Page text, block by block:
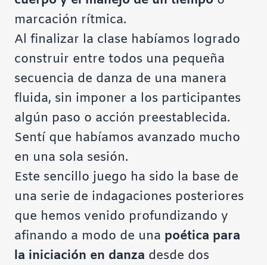
marcación rítmica.
Al finalizar la clase habíamos logrado
construir entre todos una pequeña
secuencia de danza de una manera
fluida, sin imponer a los participantes
algún paso o acción preestablecida.
Sentí que habíamos avanzado mucho
en una sola sesión.
Este sencillo juego ha sido la base de
una serie de indagaciones posteriores
que hemos venido profundizando y
afinando a modo de una poética para
la iniciación en danza desde dos